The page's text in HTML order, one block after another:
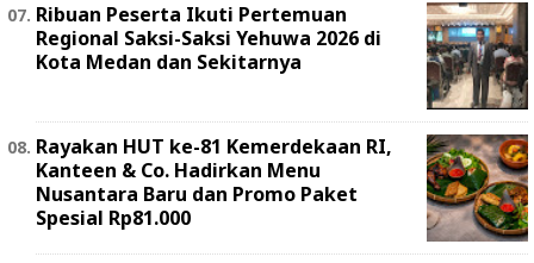
Ribuan Peserta Ikuti Pertemuan
Regional Saksi-Saksi Yehuwa 2026 di
Kota Medan dan Sekitarnya
Rayakan HUT ke-81 Kemerdekaan RI,
Kanteen & Co. Hadirkan Menu
Nusantara Baru dan Promo Paket
Spesial Rp81.000